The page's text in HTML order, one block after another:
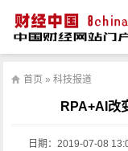
首页 » 科技报道
RPA+AI改
日期： 2019-07-08